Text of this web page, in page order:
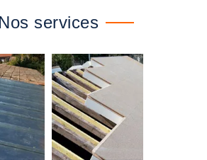
Nos services